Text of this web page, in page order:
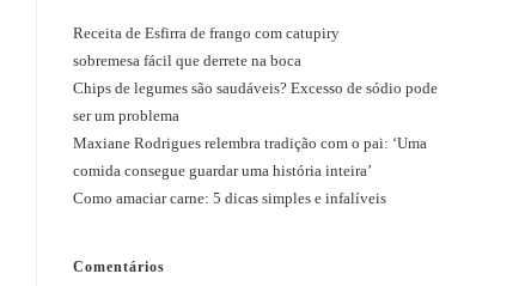
Receita de Esfirra de frango com catupiry
sobremesa fácil que derrete na boca
Chips de legumes são saudáveis? Excesso de sódio pode
ser um problema
Maxiane Rodrigues relembra tradição com o pai: ‘Uma
comida consegue guardar uma história inteira’
Como amaciar carne: 5 dicas simples e infalíveis
Comentários